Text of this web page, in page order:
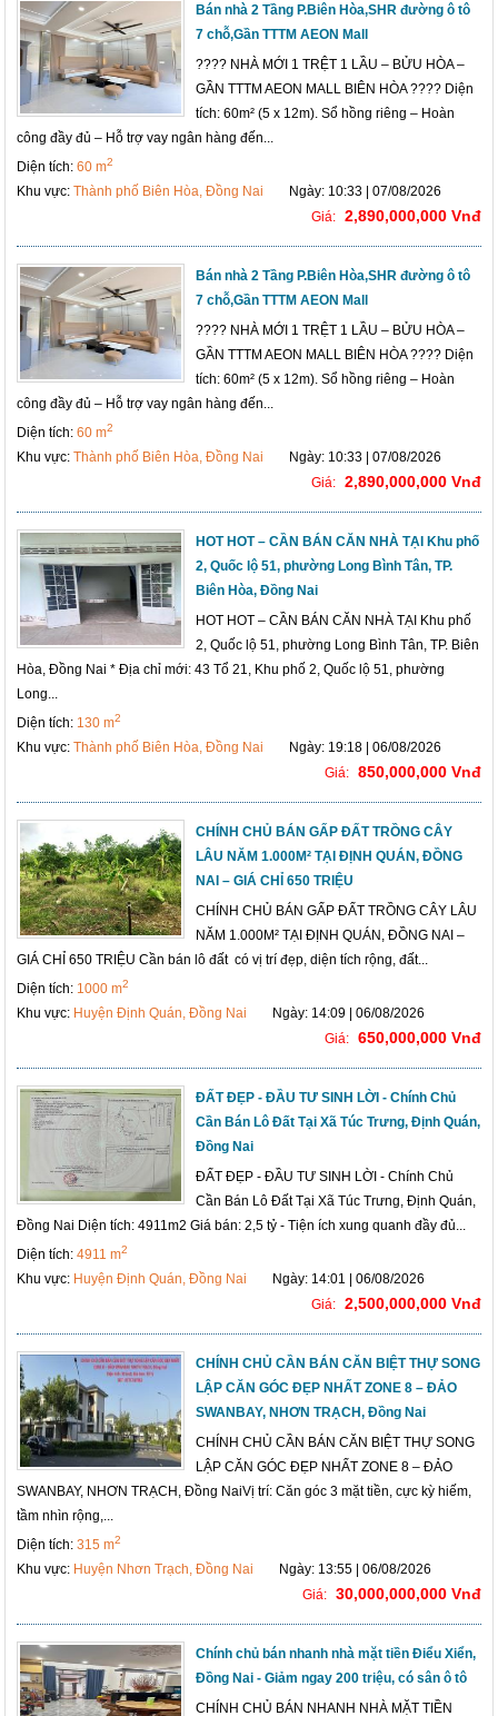
Bán nhà 2 Tầng P.Biên Hòa,SHR đường ô tô
7 chỗ,Gần TTTM AEON Mall
???? NHÀ MỚI 1 TRỆT 1 LẦU – BỬU HÒA –
GẦN TTTM AEON MALL BIÊN HÒA ???? Diện
tích: 60m² (5 x 12m). Sổ hồng riêng – Hoàn
công đầy đủ – Hỗ trợ vay ngân hàng đến...
Diện tích:60 m2
Khu vực:Thành phố Biên Hòa, Đồng Nai
Ngày: 10:33 | 07/08/2026
Giá: 2,890,000,000 Vnđ
Bán nhà 2 Tầng P.Biên Hòa,SHR đường ô tô
7 chỗ,Gần TTTM AEON Mall
???? NHÀ MỚI 1 TRỆT 1 LẦU – BỬU HÒA –
GẦN TTTM AEON MALL BIÊN HÒA ???? Diện
tích: 60m² (5 x 12m). Sổ hồng riêng – Hoàn
công đầy đủ – Hỗ trợ vay ngân hàng đến...
Diện tích:60 m2
Khu vực:Thành phố Biên Hòa, Đồng Nai
Ngày: 10:33 | 07/08/2026
Giá: 2,890,000,000 Vnđ
HOT HOT – CẦN BÁN CĂN NHÀ TẠI Khu phố
2, Quốc lộ 51, phường Long Bình Tân, TP.
Biên Hòa, Đồng Nai
HOT HOT – CẦN BÁN CĂN NHÀ TẠI Khu phố
2, Quốc lộ 51, phường Long Bình Tân, TP. Biên
Hòa, Đồng Nai * Địa chỉ mới: 43 Tổ 21, Khu phố 2, Quốc lộ 51, phường
Long...
Diện tích: 130 m2
Khu vực:Thành phố Biên Hòa, Đồng Nai
Ngày: 19:18 | 06/08/2026
Giá: 850,000,000 Vnđ
CHÍNH CHỦ BÁN GẤP ĐẤT TRỒNG CÂY
LÂU NĂM 1.000M² TẠI ĐỊNH QUÁN, ĐỒNG
NAI – GIÁ CHỈ 650 TRIỆU
CHÍNH CHỦ BÁN GẤP ĐẤT TRỒNG CÂY LÂU
NĂM 1.000M² TẠI ĐỊNH QUÁN, ĐỒNG NAI –
GIÁ CHỈ 650 TRIỆU Cần bán lô đất có vị trí đẹp, diện tích rộng, đất...
Diện tích: 1000 m2
Khu vực: Huyện Định Quán, Đồng Nai
Ngày: 14:09 | 06/08/2026
Giá: 650,000,000 Vnđ
ĐẤT ĐẸP - ĐẦU TƯ SINH LỜI - Chính Chủ
Cần Bán Lô Đất Tại Xã Túc Trưng, Định Quán,
Đồng Nai
ĐẤT ĐẸP - ĐẦU TƯ SINH LỜI - Chính Chủ
Cần Bán Lô Đất Tại Xã Túc Trưng, Định Quán,
Đồng Nai Diện tích: 4911m2 Giá bán: 2,5 tỷ - Tiện ích xung quanh đầy đủ...
Diện tích:4911 m2
Khu vực: Huyện Định Quán, Đồng Nai
Ngày: 14:01 | 06/08/2026
Giá: 2,500,000,000 Vnđ
CHÍNH CHỦ CẦN BÁN CĂN BIỆT THỰ SONG
LẬP CĂN GÓC ĐẸP NHẤT ZONE 8 – ĐẢO
SWANBAY, NHƠN TRẠCH, Đồng Nai
CHÍNH CHỦ CẦN BÁN CĂN BIỆT THỰ SONG
LẬP CĂN GÓC ĐẸP NHẤT ZONE 8 – ĐẢO
SWANBAY, NHƠN TRẠCH, Đồng NaiVị trí: Căn góc 3 mặt tiền, cực kỳ hiếm,
tầm nhìn rộng,...
Diện tích:315 m2
Khu vực: Huyện Nhơn Trạch, Đồng Nai
Ngày: 13:55 | 06/08/2026
Giá: 30,000,000,000 Vnđ
Chính chủ bán nhanh nhà mặt tiền Điểu Xiển,
Đồng Nai - Giảm ngay 200 triệu, có sân ô tô
CHÍNH CHỦ BÁN NHANH NHÀ MẶT TIỀN